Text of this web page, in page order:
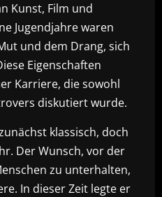
Kunst, Film und
Jugendjahre waren
und dem Drang, sich
Eigenschaften
Karriere, die sowohl
diskutiert wurde.
klassisch, doch
Der Wunsch, vor der
zu unterhalten,
In dieser Zeit legte er